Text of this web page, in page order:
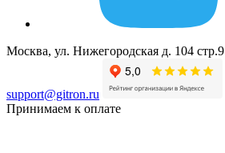
Москва, ул. Нижегородская д. 104 стр.9
support@gitron.ru
Принимаем к оплате